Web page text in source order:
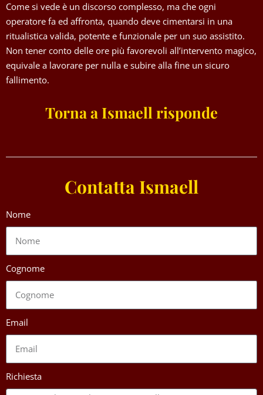
Come si vede è un discorso complesso, ma che ogni
operatore fa ed affronta, quando deve cimentarsi in una
ritualistica valida, potente e funzionale per un suo assistito.
Non tener conto delle ore più favorevoli all’intervento magico,
equivale a lavorare per nulla e subire alla fine un sicuro
fallimento.
Torna a Ismaell risponde
Contatta Ismaell
Nome
Cognome
Email
Richiesta